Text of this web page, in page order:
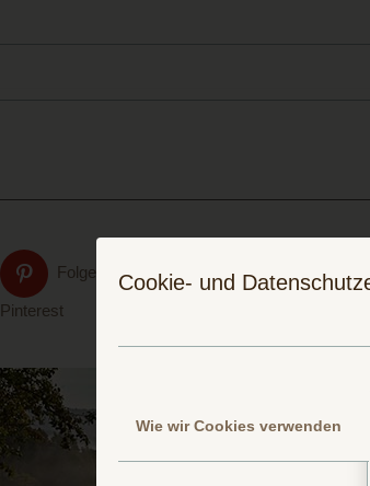
Cookie- und
Wie wir Cookies verwenden
Folge uns auf
Pinterest